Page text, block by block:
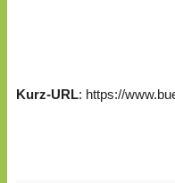
Kurz-URL: https://